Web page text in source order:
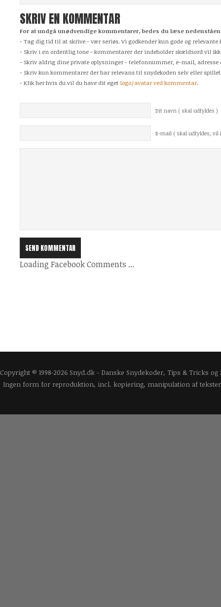
SKRIV EN KOMMENTAR
For at undgå unødvendige kommentarer, bedes du læse
- Tag dig tid til at skrive - vær seriøs. Vi godkender kun gode og
- Skriv i en ordentlig tone - kommentarer der indeholder skældsord vil
- Skriv aldrig dine private oplysninger - telefonnummer, e-mail, adresse
- Skriv kun kommentarer der har relevans til snydekoden selv eller
- Klik her hvis du vil du have dit eget logo/avatar ved kommentar.
Dit navn ( skal udfyldes )
E-mail ( skal udfyldes, vil
Loading Facebook Comments ...
Copyright © 1998-2026 Snyd.dk - Danske Snydekoder, Tips & Tricks
Ingen form for reproduktion, incl. kopiering, manipulation af